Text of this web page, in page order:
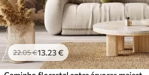
22.05€13 .23€